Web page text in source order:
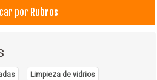
por Rubros
Limpieza de vidrios